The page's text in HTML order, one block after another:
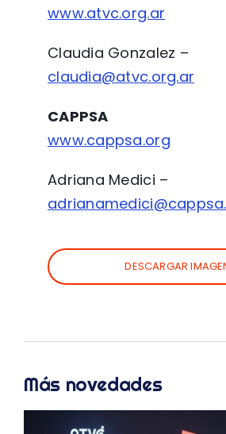
www.atvc.org.ar
Claudia Gonzalez –
claudia@atvc.org.ar
CAPPSA
www.cappsa.org
Adriana Medici –
DESCARGAR
Más novedades